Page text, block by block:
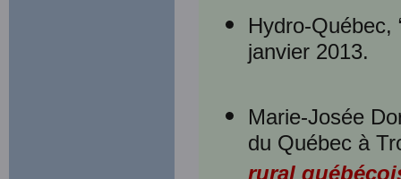
Hydro-Québec,
janvier 2013.
Marie-Josée
du Québec à